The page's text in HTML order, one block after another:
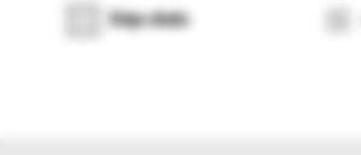
Sleju skats